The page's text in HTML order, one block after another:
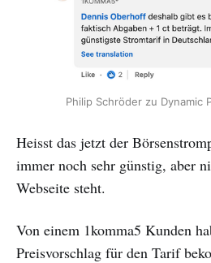
Philip Schröder zu Dynamic
Heisst das jetzt der
immer noch sehr günstig, aber
Webseite steht.
Von einem 1komma5 Kunden
Preisvorschlag für den Tarif